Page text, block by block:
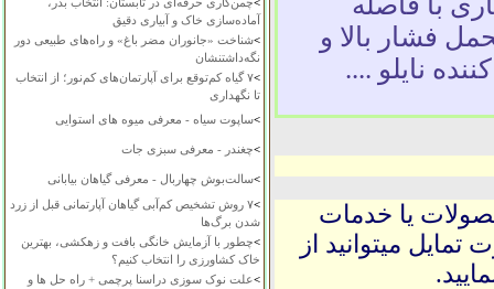
آماده‌سازی خاک و آبیاری دقیق
>شناخت «جانوران مضر باغ» و راه‌های طبیعی دور
نگه‌داشتنشان
>
۷ گیاه کم‌توقع برای آپارتمان‌های کم‌نور؛ از انتخاب
تا نگهداری
>ساپوت سیاه - معرفی میوه های استوایی
>چغندر - معرفی سبزی جات
>سالت‌بوش چهاربال - معرفی گیاهان بیابانی
>
۷ روش تشخیص کم‌آبی گیاهان آپارتمانی قبل از زرد
شدن برگ‌ها
>چطور با آزمایش خانگی بافت و زهکشی، بهترین
خاک کشاورزی را انتخاب کنیم؟
>علت نوک سوزی دراسنا پرچمی + راه حل ها و
و تحمل فشار بالا و
نایلو ....
یا خدمات
میتوانید از